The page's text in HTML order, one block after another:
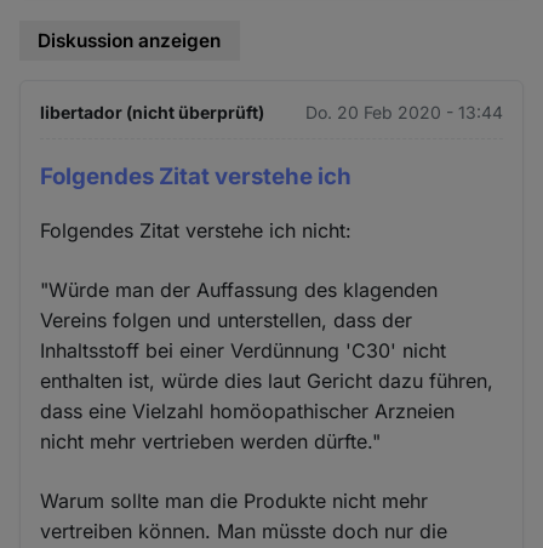
Diskussion anzeigen
libertador (nicht überprüft) Do. 20 Feb 2020 - 13:44
Folgendes Zitat verstehe ich
Folgendes Zitat verstehe ich nicht:
"Würde man der Auffassung des klagenden
Vereins folgen und unterstellen, dass der
Inhaltsstoff bei einer Verdünnung 'C30' nicht
enthalten ist, würde dies laut Gericht dazu führen,
dass eine Vielzahl homöopathischer Arzneien
nicht mehr vertrieben werden dürfte."
Warum sollte man die Produkte nicht mehr
vertreiben können. Man müsste doch nur die